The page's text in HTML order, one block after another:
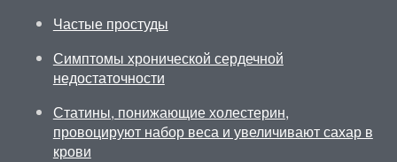
Частые простуды
Симптомы хронической сердечной
недостаточности
Статины, понижающие холестерин,
провоцируют набор веса и увеличивают сахар в
крови